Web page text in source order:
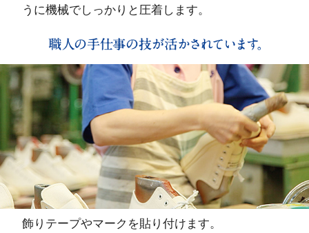
うに機械でしっかりと圧着します。
飾りテープやマークを貼り付けます。